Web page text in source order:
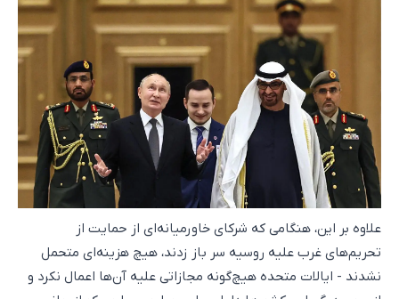
علاوه بر این، هنگامی که شرکای خاورمیانه‌ای از حمایت از
تحریم‌های غرب علیه روسیه سر باز زدند، هیچ هزینه‌ای متحمل
نشدند - ایالات متحده هیچ‌گونه مجازاتی علیه آن‌ها اعمال نکرد و